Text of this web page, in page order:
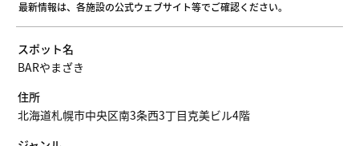
とがいっぱいあります。